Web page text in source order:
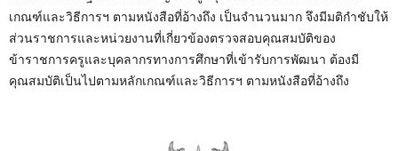
เกณฑ์และวิธีการฯ ตามหนังสือที่อ้างถึง เป็นจำนวนมาก จึงมีมติกำชับให้
ส่วนราชการและหน่วยงานที่เกี่ยวข้องตรวจสอบคุณสมบัติของ
ข้าราชการครูและบุคลากรทางการศึกษาที่เข้ารับการพัฒนา ต้องมี
คุณสมบัติเป็นไปตามหลักเกณฑ์และวิธีการฯ ตามหนังสือที่อ้างถึง